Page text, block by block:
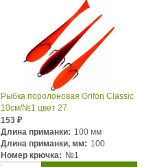
Рыбка поролоновая Grifon Classic
10см/№1 цвет 27
153 ₽
Длина приманки: 100 мм
Длина приманки, мм: 100
Номер крючка: №1